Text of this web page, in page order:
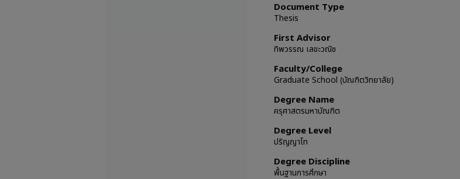
Document Type
Thesis
First Advisor
ทิพวรรณ เลขะวณิช
Faculty/College
Graduate School (บัณฑิตวิทยาลัย)
Degree Name
ครุศาสตรมหาบัณฑิต
Degree Level
ปริญญาโท
Degree Discipline
พื้นฐานการศึกษา